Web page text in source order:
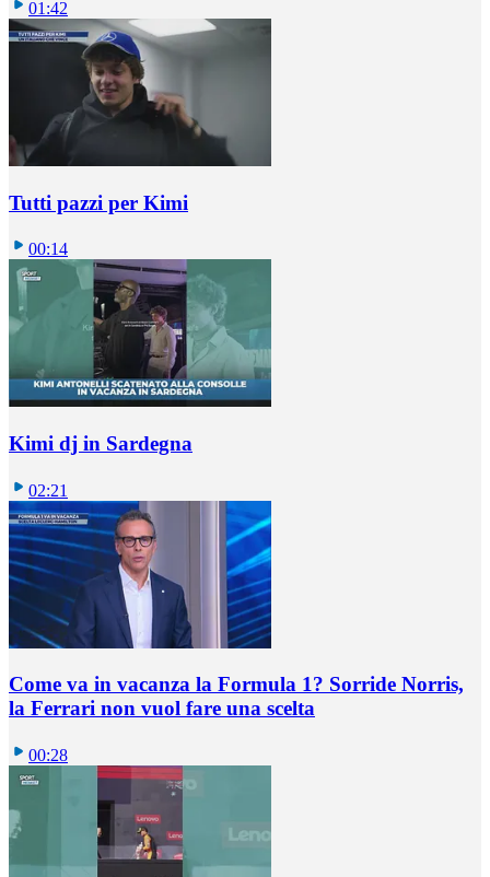
01:42
Tutti pazzi per Kimi
00:14
Kimi dj in Sardegna
02:21
Come va in vacanza la Formula 1? Sorride Norris,
la Ferrari non vuol fare una scelta
00:28